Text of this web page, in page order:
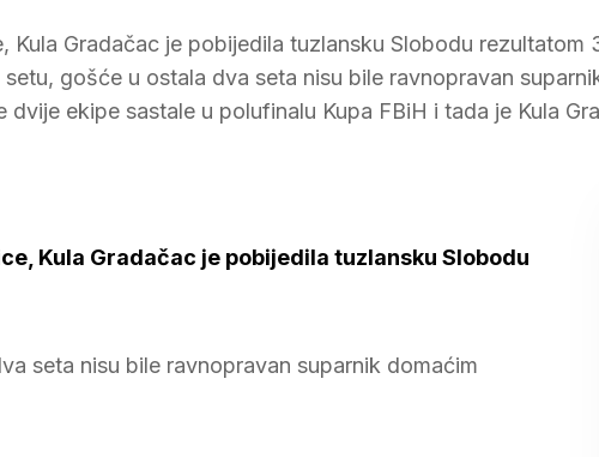
Gradačac je pobijedila tuzlansku Slobodu rezultatom
gošće u ostala dva seta nisu bile ravnopravan
ekipe sastale u polufinalu Kupa FBiH i tada je Kula
Kula Gradačac je pobijedila tuzlansku Slobodu
seta nisu bile ravnopravan suparnik domaćim